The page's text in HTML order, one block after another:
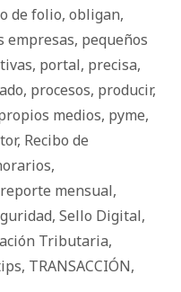
de folio, obligan,
empresas, pequeños
, portal, precisa,
, procesos, producir,
medios, pyme,
, Recibo de
,
reporte mensual,
, Sello Digital,
Tributaria,
, TRANSACCIÓN,